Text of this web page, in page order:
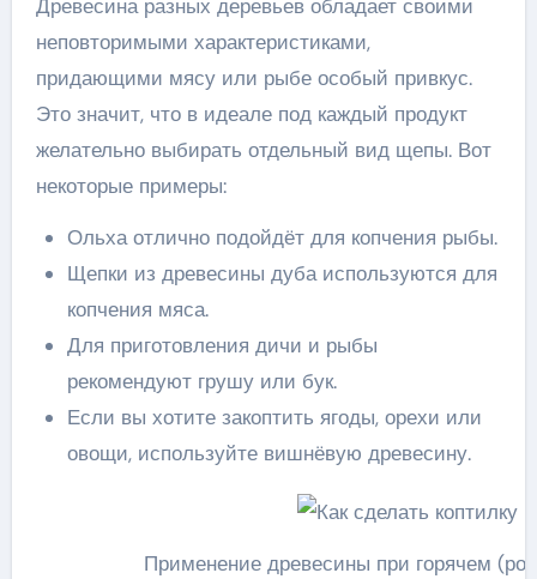
Древесина разных деревьев обладает своими
неповторимыми характеристиками,
придающими мясу или рыбе особый привкус.
Это значит, что в идеале под каждый продукт
желательно выбирать отдельный вид щепы. Вот
некоторые примеры:
Ольха отлично подойдёт для копчения рыбы.
Щепки из древесины дуба используются для
копчения мяса.
Для приготовления дичи и рыбы
рекомендуют грушу или бук.
Если вы хотите закоптить ягоды, орехи или
овощи, используйте вишнёвую древесину.
Применение древесины при горячем